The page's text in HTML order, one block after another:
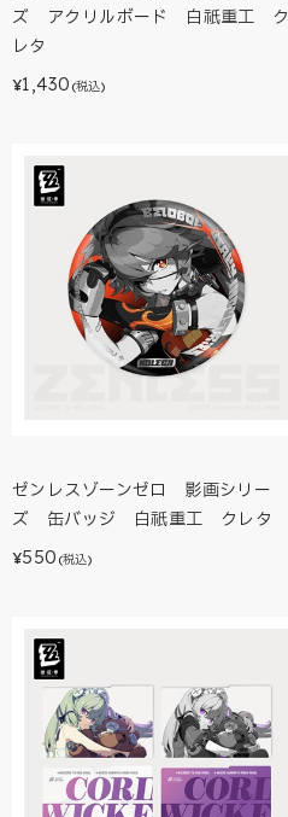
ズ アクリルボード 白祇重工 ク
レタ
¥1,430 (税込)
ゼンレスゾーンゼロ 影画シリー
ズ 缶バッジ 白祇重工 クレタ
¥550 (税込)